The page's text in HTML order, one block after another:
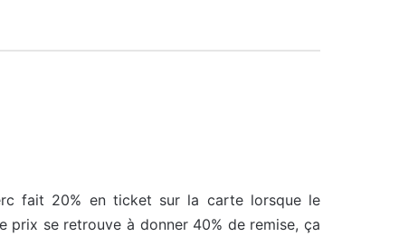
fait 20% en ticket sur la carte lorsque le
prix se retrouve à donner 40% de remise, ça